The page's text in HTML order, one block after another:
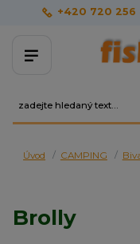
+420 720 256
Úvod CAMPING
Brolly